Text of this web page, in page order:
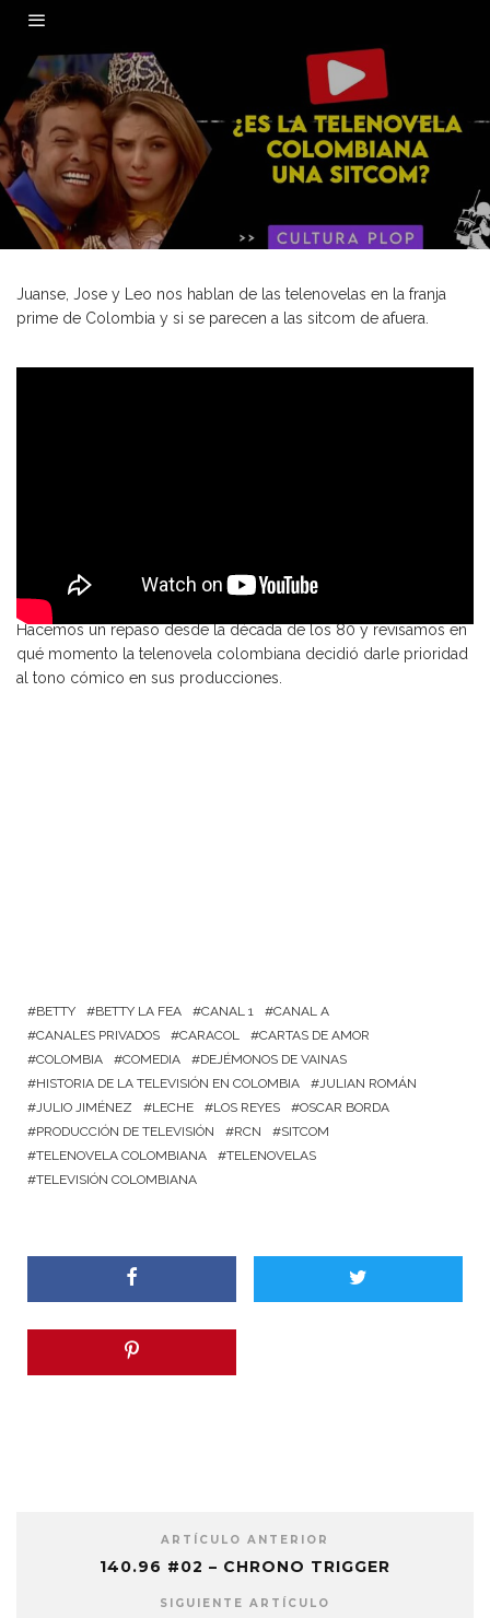
Juanse, Jose y Leo nos hablan de las telenovelas en la franja
prime de Colombia y si se parecen a las sitcom de afuera.
Hacemos un repaso desde la década de los 80 y revisamos en
qué momento la telenovela colombiana decidió darle prioridad
al tono cómico en sus producciones.
BETTY BETTY LA FEA CANAL 1
CANAL A
CANALES PRIVADOS
CARACOL
CARTAS DE AMOR
COLOMBIA
COMEDIA
DEJÉMONOS DE VAINAS
HISTORIA DE LA TELEVISIÓN EN COLOMBIA
JULIAN ROMÁN
JULIO JIMÉNEZ
LECHE LOS REYES
OSCAR BORDA
PRODUCCIÓN DE TELEVISIÓN
RCN
SITCOM
TELENOVELA COLOMBIANA
TELENOVELAS
TELEVISIÓN COLOMBIANA
ARTÍCULO ANTERIOR
140.96 #02 – CHRONO TRIGGER
SIGUIENTE ARTÍCULO